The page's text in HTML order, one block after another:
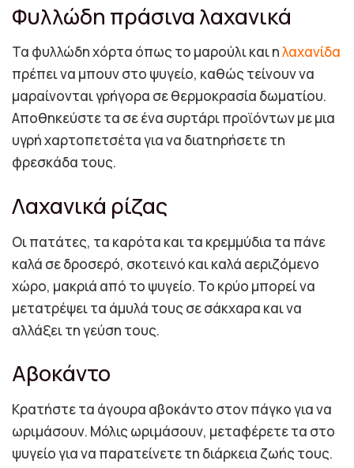
Φυλλώδη πράσινα λαχανικά
Τα φυλλώδη χόρτα όπως το μαρούλι και ηλαχανίδα
πρέπει να μπουν στο ψυγείο, καθώς τείνουν να
μαραίνονται γρήγορα σε θερμοκρασία δωματίου.
Αποθηκεύστε τα σε ένα συρτάρι προϊόντων με μια
υγρή χαρτοπετσέτα για να διατηρήσετε τη
φρεσκάδα τους.
Λαχανικά ρίζας
Οι πατάτες, τα καρότα και τα κρεμμύδια τα πάνε
καλά σε δροσερό, σκοτεινό και καλά αεριζόμενο
χώρο, μακριά από το ψυγείο. Το κρύο μπορεί να
μετατρέψει τα άμυλά τους σε σάκχαρα και να
αλλάξει τη γεύση τους.
Αβοκάντο
Κρατήστε τα άγουρα αβοκάντο στον πάγκο για να
ωριμάσουν. Μόλις ωριμάσουν, μεταφέρετε τα στο
ψυγείο για να παρατείνετε τη διάρκεια ζωής τους.